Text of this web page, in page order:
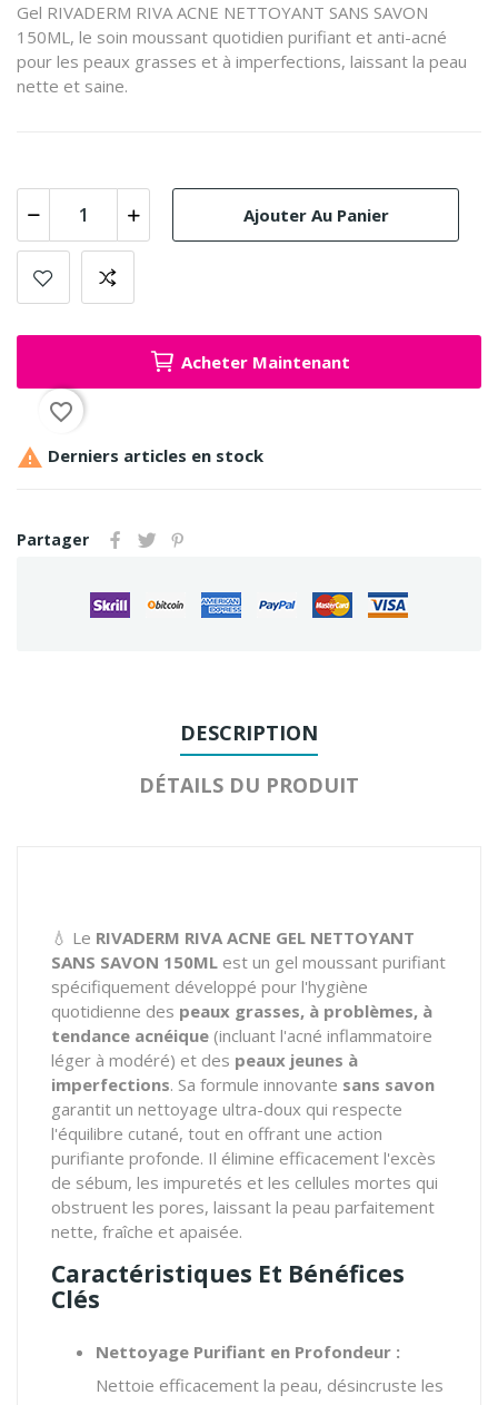
Gel RIVADERM RIVA ACNE NETTOYANT SANS SAVON
150ML, le soin moussant quotidien purifiant et anti-acné
pour les peaux grasses et à imperfections, laissant la peau
nette et saine.
Ajouter Au Panier
Acheter Maintenant
favorite_border
 Derniers articles en stock
Partager
DESCRIPTION
DÉTAILS DU PRODUIT
💧 Le RIVADERM RIVA ACNE GEL NETTOYANT
SANS SAVON 150ML est un gel moussant purifiant
spécifiquement développé pour l'hygiène
quotidienne des peaux grasses, à problèmes, à
tendance acnéique (incluant l'acné inflammatoire
léger à modéré) et des peaux jeunes à
imperfections. Sa formule innovante sans savon
garantit un nettoyage ultra-doux qui respecte
l'équilibre cutané, tout en offrant une action
purifiante profonde. Il élimine efficacement l'excès
de sébum, les impuretés et les cellules mortes qui
obstruent les pores, laissant la peau parfaitement
nette, fraîche et apaisée.
Caractéristiques Et Bénéfices
Clés
Nettoyage Purifiant en Profondeur :
Nettoie efficacement la peau, désincruste les